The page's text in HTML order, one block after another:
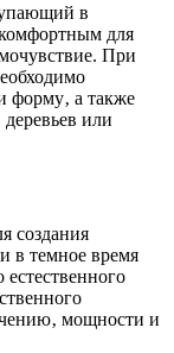
в
для
При
форму‚ а также
или
создания
в темное время
мощности и